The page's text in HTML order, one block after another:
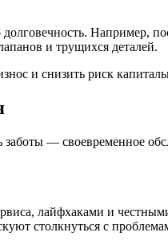
Например,
и трущихся деталей.
и снизить риск
— своевременное
лайфхаками и
столкнуться с